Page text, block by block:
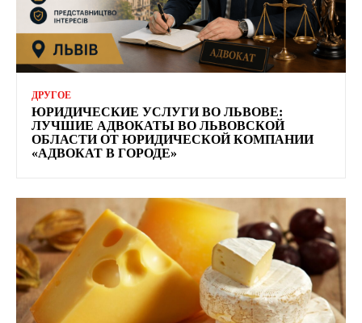
ДРУГОЕ
ЮРИДИЧЕСКИЕ УСЛУГИ ВО ЛЬВОВЕ:
ЛУЧШИЕ АДВОКАТЫ ВО ЛЬВОВСКОЙ
ОБЛАСТИ ОТ ЮРИДИЧЕСКОЙ КОМПАНИИ
«АДВОКАТ В ГОРОДЕ»